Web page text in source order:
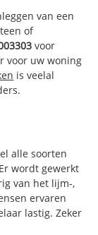
van een
of
voor
voor uw woning
is veelal
alle soorten
wordt gewerkt
van het lijm-,
ervaren
lastig. Zeker